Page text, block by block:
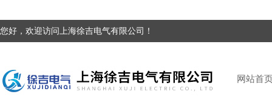
您好，欢迎访问上海徐吉电气有限公司！
网站首